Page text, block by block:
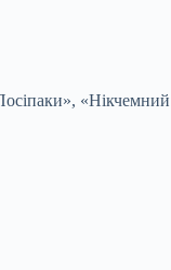
«Нікчемний